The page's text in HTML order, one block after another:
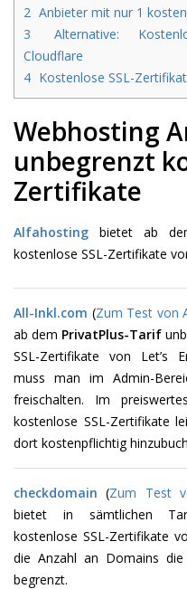
2 Anbieter mit nur 1
3
Alternative:
Cloudflare
4 Kostenlose SSL-
Webhosting
unbegrenzt
Zertifikate
Alfahosting bietet ab
kostenlose SSL-Zertifikate
All-Inkl.com (Zum Test von
ab dem PrivatPlus-Tarif
SSL-Zertifikate von Let’s
muss man im Admin-
freischalten. Im
kostenlose SSL-Zertifikate
dort kostenpflichtig
checkdomain (Zum Test
bietet in sämtlichen
kostenlose SSL-Zertifikate
die Anzahl an Domains
begrenzt.